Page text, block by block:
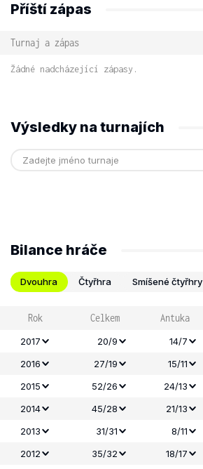
Příští zápas
Turnaj a zápas
Žádné nadcházející zápasy.
Výsledky na turnajích
Bilance hráče
Dvouhra Čtyřhra Smíšené čtyřhry
Rok Celkem Antuka
2017 20/9 14/7
2016
27/19 15/11
2015
52/26 24/13
2014
45/28 21/13
2013
31/31 8/11
2012
35/32 18/17